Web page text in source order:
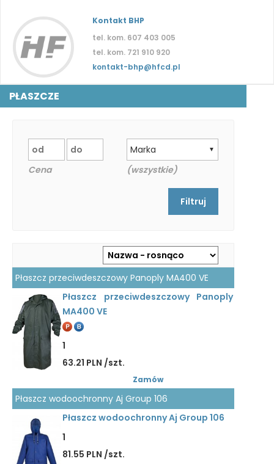
Kontakt BHP
tel. kom. 607 403 005
tel. kom. 721 910 920
kontakt-bhp@hfcd.pl
PŁASZCZE
Cena
▼
Marka
(wszystkie)
Płaszcz przeciwdeszczowy Panoply MA400 VE
Płaszcz przeciwdeszczowy Panoply
MA400 VE
1
63.21 PLN /szt.
Zamów
Płaszcz wodoochronny Aj Group 106
Płaszcz wodoochronny Aj Group 106
1
81.55 PLN /szt.